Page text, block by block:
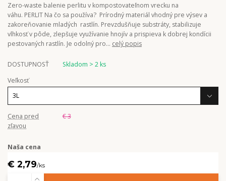
Zero-waste balenie perlitu v kompostovateľnom vrecku na
váhu. PERLIT Na čo sa používa? Prírodný materiál vhodný pre výsev a
zakoreňovanie mladých rastlín. Prevzdušňuje substráty, stabilizuje
vlhkosť v pôde, zlepšuje využívanie hnojív a prispieva k dobrej kondícii
pestovaných rastlín. Je odolný pro... celý popis
DOSTUPNOSŤ
Skladom > 2 ks
Veľkosť
Cena pred
zľavou
€ 3
Naša cena
€ 2,79/ks